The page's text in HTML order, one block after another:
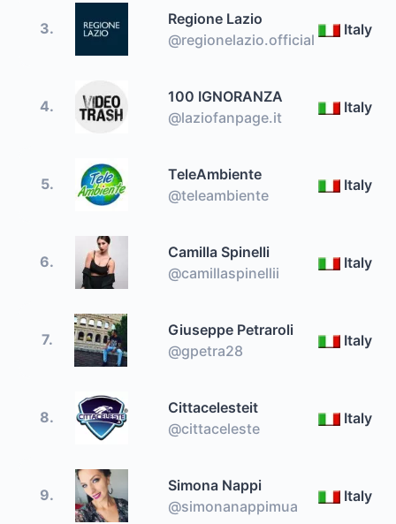
3.
Regione Lazio
@regionelazio.official
Italy
4.
100 IGNORANZA
@laziofanpage.it
Italy
5.
TeleAmbiente
@teleambiente
Italy
6.
Camilla Spinelli
@camillaspinellii
Italy
7.
Giuseppe Petraroli
@gpetra28
Italy
8.
Cittacelesteit
@cittaceleste
Italy
9.
Simona Nappi
@simonanappimua
Italy